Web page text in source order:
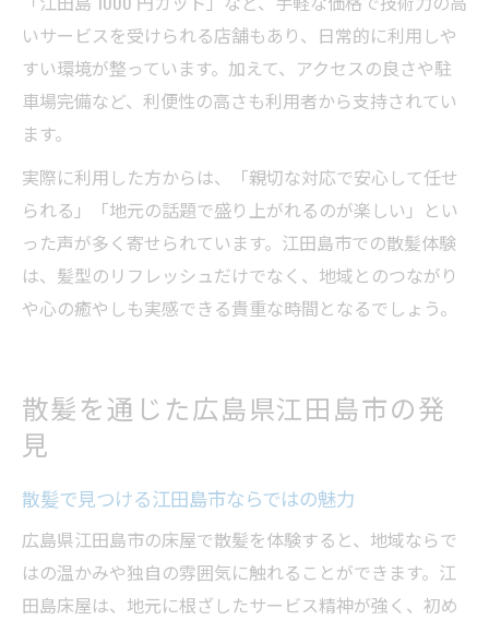
いサービスを受けられる店舗もあり、日常的に利用しや
すい環境が整っています。加えて、アクセスの良さや駐
車場完備など、利便性の高さも利用者から支持されてい
ます。
実際に利用した方からは、「親切な対応で安心して任せ
られる」「地元の話題で盛り上がれるのが楽しい」とい
った声が多く寄せられています。江田島市での散髪体験
は、髪型のリフレッシュだけでなく、地域とのつながり
や心の癒やしも実感できる貴重な時間となるでしょう。
散髪を通じた広島県江田島市の発
見
散髪で見つける江田島市ならではの魅力
広島県江田島市の床屋で散髪を体験すると、地域ならで
はの温かみや独自の雰囲気に触れることができます。江
田島床屋は、地元に根ざしたサービス精神が強く、初め